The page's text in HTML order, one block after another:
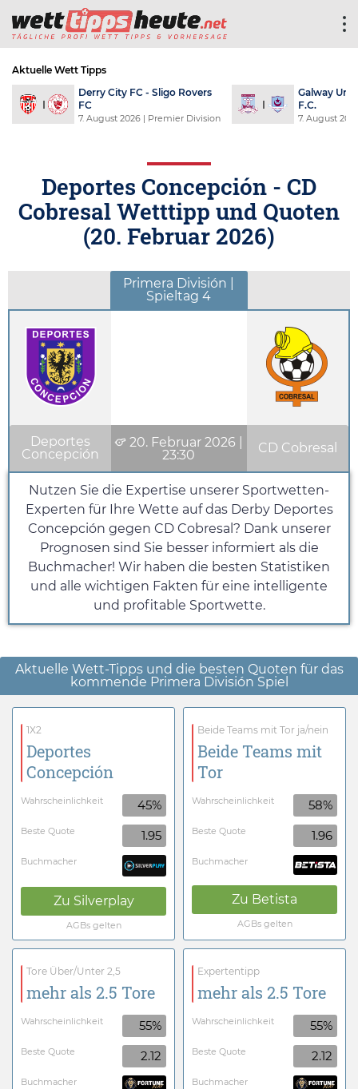
Aktuelle Wett Tipps
Derry City FC - Sligo Rovers
FC
7. August 2026 | Premier Division
Galway
F.C.
7. August
Deportes Concepción - CD
Cobresal Wetttipp und Quoten
(20. Februar 2026)
Primera División |
Spieltag 4
Deportes
Concepción
20. Februar 2026
23:30
CD Cobresal
Nutzen Sie die Expertise unserer Sportwetten-
Experten für Ihre Wette auf das Derby Deportes
Concepción gegen CD Cobresal? Dank unserer
Prognosen sind Sie besser informiert als die
Buchmacher! Wir haben die besten Statistiken
und alle wichtigen Fakten für eine intelligente
und profitable Sportwette.
Aktuelle Wett-Tipps und die besten Quoten für das
kommende Primera División Spiel
1X2
Deportes
Concepción
Wahrscheinlichkeit 45%
Beste Quote 1.95
Buchmacher
Zu Silverplay
AGBs gelten
Beide Teams mit Tor ja/nein
Beide Teams mit
Tor
Wahrscheinlichkeit 58%
Beste Quote 1.96
Buchmacher
Zu Betista
AGBs gelten
Tore Über/Unter 2,5
mehr als 2.5 Tore
Wahrscheinlichkeit 55%
Beste Quote 2.12
Buchmacher
Expertentipp
mehr als 2.5 Tore
Wahrscheinlichkeit 55%
Beste Quote 2.12
Buchmacher